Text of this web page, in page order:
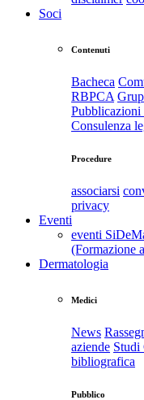
Soci
Contenuti
Bacheca
RBPCA
Pubblicazioni
Consulenza
Procedure
associarsi
privacy
Eventi
eventi
(Formazione
Dermatologia
Medici
News
aziende
bibliografica
Pubblico